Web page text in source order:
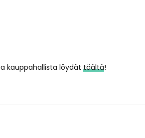
kauppahallista löydät täältä!